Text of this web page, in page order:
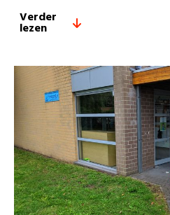
Verder
lezen